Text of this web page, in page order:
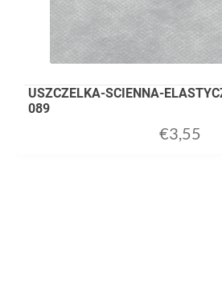
USZCZELKA-SCIENNA-
089
€3,55